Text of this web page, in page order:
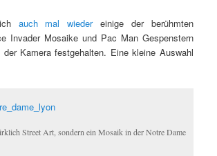
auch mal wiedereinige der berühmten
Invader Mosaike und Pac Man Gespenstern
Kamera festgehalten. Eine kleine Auswahl
Street Art, sondern ein Mosaik in der Notre Dame